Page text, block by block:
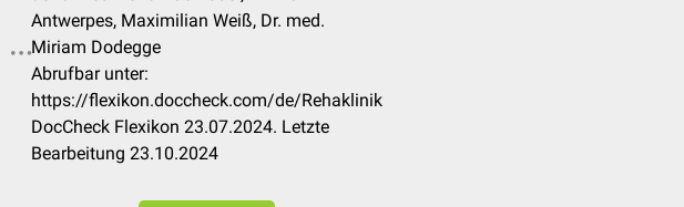
Antwerpes, Maximilian Weiß, Dr. med.
Miriam Dodegge
Abrufbar unter:
https://flexikon.doccheck.com/de/Rehaklinik
DocCheck Flexikon 23.07.2024. Letzte
Bearbeitung 23.10.2024